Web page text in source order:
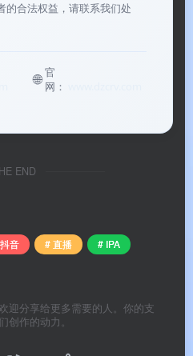
观看历史、互动行为和浏览
拍摄、海量特效、音乐库、
能成为创作者
AI创作工具让零基础用户也能
的合法权益，请联系我们处
🌐官
网：
END
音 # 直播
# IPA
迎分享给更多需要的人。你的支
创作的动力。